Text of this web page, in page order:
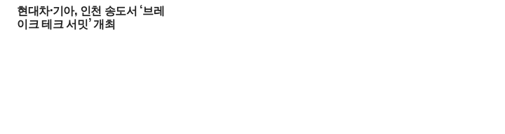
현대차·기아, 인천 송도서 ‘브레
이크 테크 서밋’ 개최